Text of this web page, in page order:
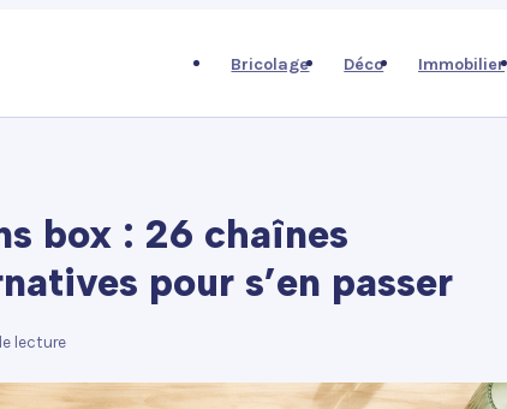
Bricolage Déco Immobilier
box : 26 chaînes
pour s’en passer
lecture